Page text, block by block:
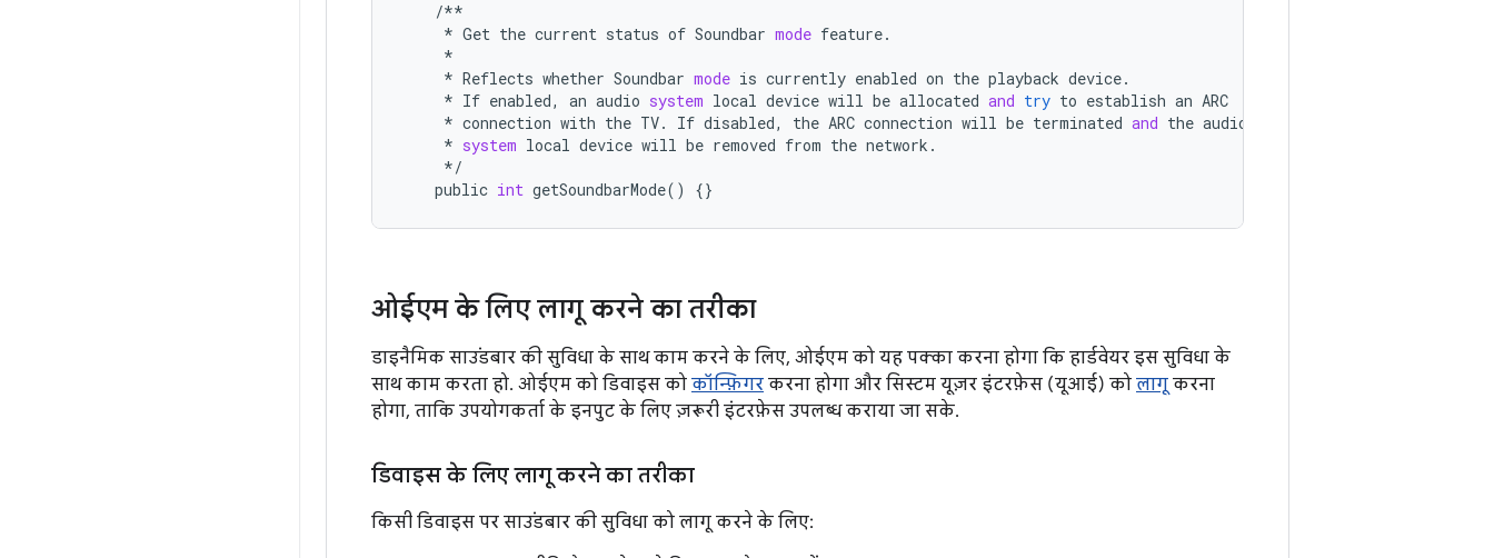
/**
* Get the current status of Soundbar mode feature.
*
* Reflects whether Soundbar mode is currently enabled on the playback device.
* If enabled, an audio system local device will be allocated and try to establish an ARC
* connection with the TV. If disabled, the ARC connection will be terminated and the audio
* system local device will be removed from the network .
*/
public int getSoundbarMode() {}
ओईएम के लिए लागू करने का तरीका
डाइनैमिक साउंडबार की सुविधा के साथ काम करने के लिए, ओईएम को यह पक्का करना होगा कि हार्डवेयर इस सुविधा के
साथ काम करता हो. ओईएम को डिवाइस को कॉन्फ़िगर करना होगा और सिस्टम यूज़र इंटरफ़ेस (यूआई) को लागू करना
होगा, ताकि उपयोगकर्ता के इनपुट के लिए ज़रूरी इंटरफ़ेस उपलब्ध कराया जा सके.
डिवाइस के लिए लागू करने का तरीका
किसी डिवाइस पर साउंडबार की सुविधा को लागू करने के लिए: